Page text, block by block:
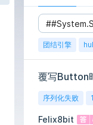
团结引擎
覆写Button
序列化失败
Felix8bit